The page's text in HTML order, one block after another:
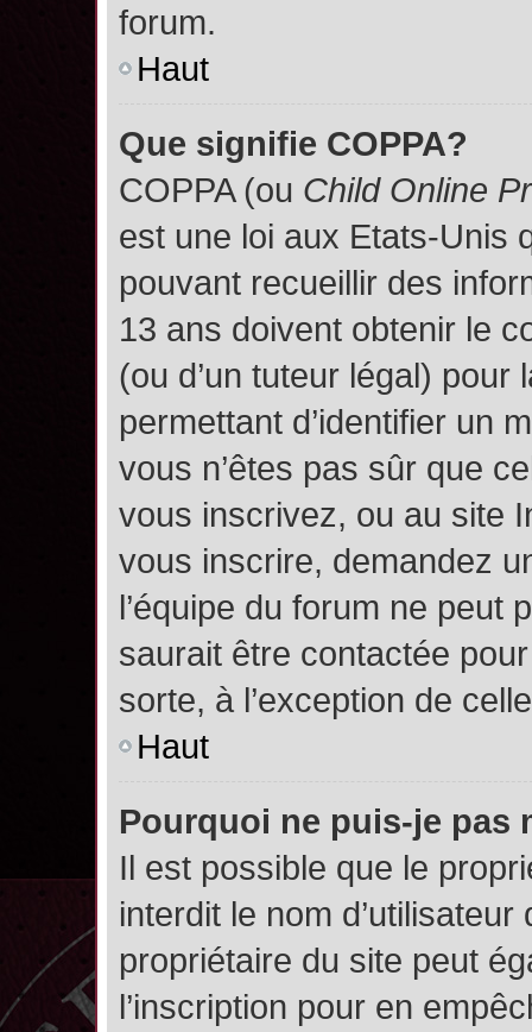
forum.
Haut
Que signifie COPPA?
COPPA (ou Child Online
est une loi aux Etats-Unis
pouvant recueillir des
13 ans doivent obtenir le
(ou d’un tuteur légal)
permettant d’identifier un
vous n’êtes pas sûr que
vous inscrivez, ou au site
vous inscrire, demandez
l’équipe du forum ne peut
saurait être contactée
sorte, à l’exception de
Haut
Pourquoi ne puis-je pas
Il est possible que le
interdit le nom
propriétaire du site peut
l’inscription pour en